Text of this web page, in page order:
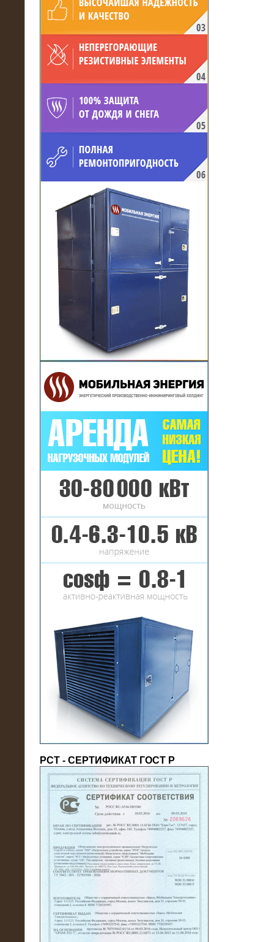
15.04.2017
Нагрузочный комплекс 16 МВт с
21.03.2017
Комплектная трансформаторная
подстанция 6 МВА (морское
исполнение, IP56)
16.01.2017
Аренда нагрузочного комплекса 22
МВт (10 кВ) на газовое
месторождение
17.10.2016
Резистивный высоковольтный
нагрузочный модуль 5 МВт
(напряжение 6/10 кВ)
21.08.2016
На производственное предприятие
модули 20 МВт (0,4 кВ)
РСТ - СЕРТИФИКАТ ГОСТ Р